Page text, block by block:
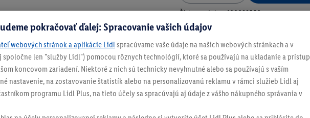
Číslo produktu: 100399556
pokračovať ďalej: Spracovanie vašich údajov
webových stránok a aplikácie Lidl spracúvame vaše údaje na našich webových stránkach a v
spoločne len "služby Lidl") pomocou rôznych technológií, ktoré sa používajú na ukladanie a prístup
koncovom zariadení. Niektoré z nich sú technicky nevyhnutné alebo sa používajú s vaším
nastavenie, na zostavovanie štatistík alebo na personalizovanú reklamu v rámci služieb Lidl aj
programu Lidl Plus, na tieto účely sa spracúvajú aj údaje z vášho nákupného správania v